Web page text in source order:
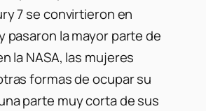
7 se convirtieron en
pasaron la mayor parte de
la NASA, las mujeres
formas de ocupar su
parte muy corta de sus